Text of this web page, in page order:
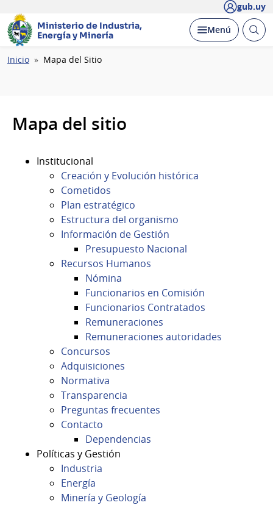
gub.uy
Ministerio de Industria,
Energía y Minería
Desplegar
Menú Abrir
Ruta
Inicio Mapa del Sitio
Mapa del sitio
Institucional
Creación y Evolución histórica
Cometidos
Plan estratégico
Estructura del organismo
Información de Gestión
Presupuesto Nacional
Recursos Humanos
Nómina
Funcionarios en Comisión
Funcionarios Contratados
Remuneraciones
Remuneraciones autoridades
Concursos
Adquisiciones
Normativa
Transparencia
Preguntas frecuentes
Contacto
Dependencias
Políticas y Gestión
Industria
Energía
Minería y Geología